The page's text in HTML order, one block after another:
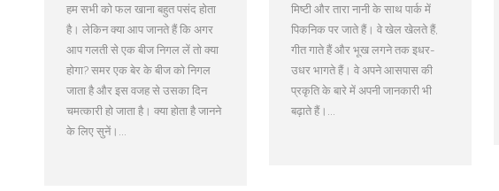
हम सभी को फल खाना बहुत पसंद होता
है। लेकिन क्या आप जानते हैं कि अगर
आप गलती से एक बीज निगल लें तो क्या
होगा? समर एक बेर के बीज को निगल
जाता है और इस वजह से उसका दिन
चमत्कारी हो जाता है। क्या होता है जानने
के लिए सुनें।...
मिष्टी और तारा नानी के साथ पार्क में
पिकनिक पर जाते हैं। वे खेल खेलते हैं,
गीत गाते हैं और भूख लगने तक इधर-
उधर भागते हैं। वे अपने आसपास की
प्रकृति के बारे में अपनी जानकारी भी
बढ़ाते हैं।...